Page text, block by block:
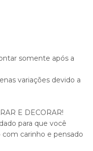
somente após a
variações devido a
E DECORAR!
para que você
carinho e pensado